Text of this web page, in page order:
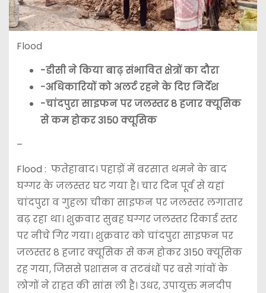
Flood
-डीसी ने किया बाढ़ संभावित क्षेत्रों का दौरा
-अधिकारियों को अलर्ट रहने के दिए निर्देश
-चांदपुरा साइफन पर जलस्तर 8 हजार क्यूसिक
से कम होकर 3150 क्यूसिक
–
Flood : फतेहाबाद। पहाड़ों में बरसात थमने के बाद
घग्गर के जलस्तर घट गया है। चार दिन पूर्व से यहां
चांदपुरा व गुहला चीका साइफन पर जलस्तर लगातार
बढ़ रहा था। शुक्रवार सुबह घग्गर जलस्तर रिकार्ड स्तर
पर नीचे गिर गया। शुक्रवार को चांदपुरा साइफन पर
जलस्तर 8 हजार क्यूसिक से कम होकर 3150 क्यूसिक
रह गया, जिससे प्रशासन व तटबंधों पर बसे गांवों के
लोगों ने राहत की सांस ली है। उधर, उपायुक्त मनदीप